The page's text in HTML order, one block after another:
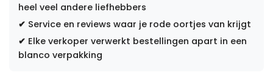
heel veel andere liefhebbers
✔ Service en reviews waar je rode oortjes van krijgt
✔ Elke verkoper verwerkt bestellingen apart in een
blanco verpakking